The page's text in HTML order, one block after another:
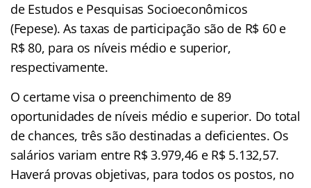
de Estudos e Pesquisas Socioeconômicos
(Fepese). As taxas de participação são de R$ 60 e
R$ 80, para os níveis médio e superior,
respectivamente.
O certame visa o preenchimento de 89
oportunidades de níveis médio e superior. Do total
de chances, três são destinadas a deficientes. Os
salários variam entre R$ 3.979,46 e R$ 5.132,57.
Haverá provas objetivas, para todos os postos, no